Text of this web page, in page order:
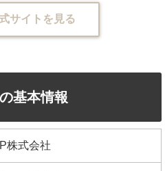
サイトを見る
基本情報
株式会社